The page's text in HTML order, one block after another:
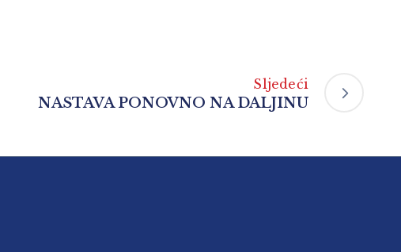
Sljedeći
NASTAVA PONOVNO NA DALJINU